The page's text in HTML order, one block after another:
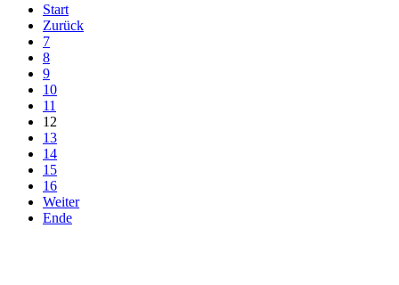
Start
Zurück
7
8
9
10
11
12
13
14
15
16
Weiter
Ende